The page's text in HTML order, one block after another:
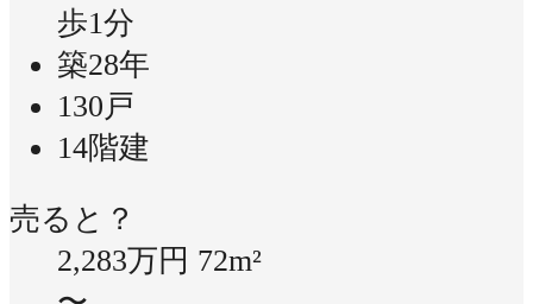
歩1分
築28年
130戸
14階建
売ると？
2,283万円 72m²